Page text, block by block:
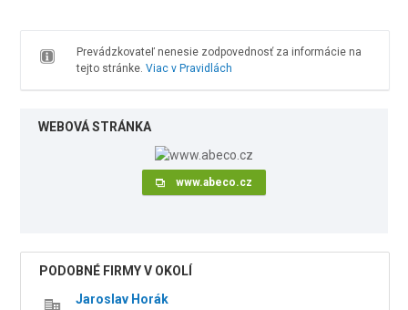
Prevádzkovateľ nenesie zodpovednosť za informácie na
tejto stránke. Viac v Pravidlách
WEBOVÁ STRÁNKA
www.abeco.cz
PODOBNÉ FIRMY V OKOLÍ
Jaroslav Horák